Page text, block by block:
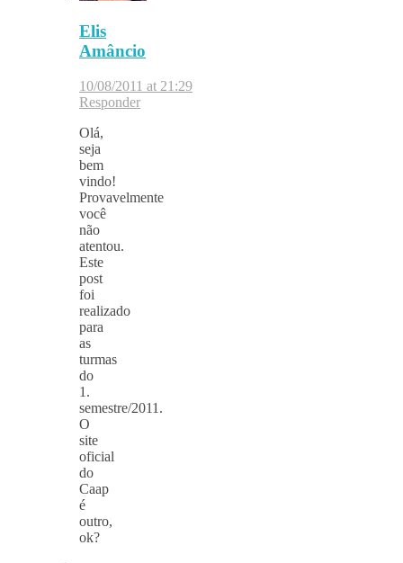
Elis
Amâncio
10/08/2011 at 21:29
Responder
Olá,
seja
bem
vindo!
Provavelmente
você
não
atentou.
Este
post
foi
realizado
para
as
turmas
do
1.
semestre/2011.
O
site
oficial
do
Caap
é
outro,
ok?